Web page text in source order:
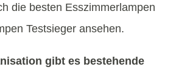
die besten Esszimmerlampen
Testsieger ansehen.
gibt es bestehende